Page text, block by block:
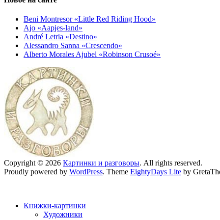
Beni Montresor «Little Red Riding Hood»
Ajo «Aapjes-land»
André Letria «Destino»
Alessandro Sanna «Crescendo»
Alberto Morales Ajubel «Robinson Crusoé»
Copyright © 2026 Картинки и разговоры. All rights reserved.
Proudly powered by WordPress. Theme EightyDays Lite by
Книжки-картинки
Художники